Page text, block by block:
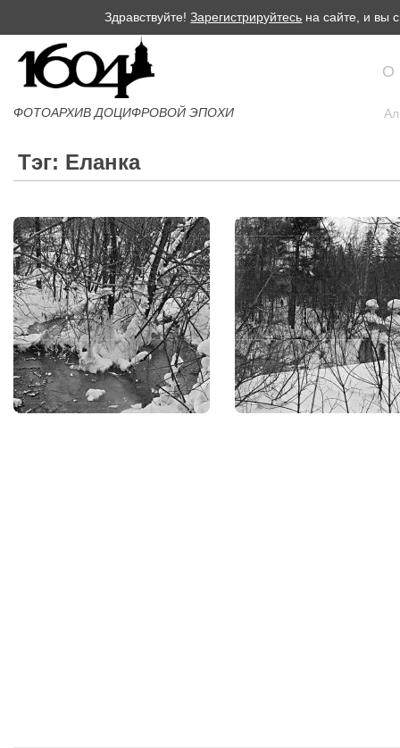
Здравствуйте!Зарегистрируйтесь на сайте, и вы
ФОТОАРХИВ ДОЦИФРОВОЙ ЭПОХИ
О
Тэг: Еланка